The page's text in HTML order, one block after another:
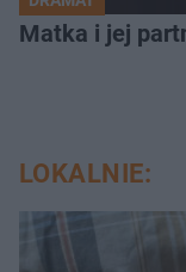
Matka i jej
LOKALNIE: